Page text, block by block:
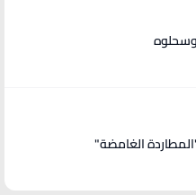
وسحلوه
الغامضة"